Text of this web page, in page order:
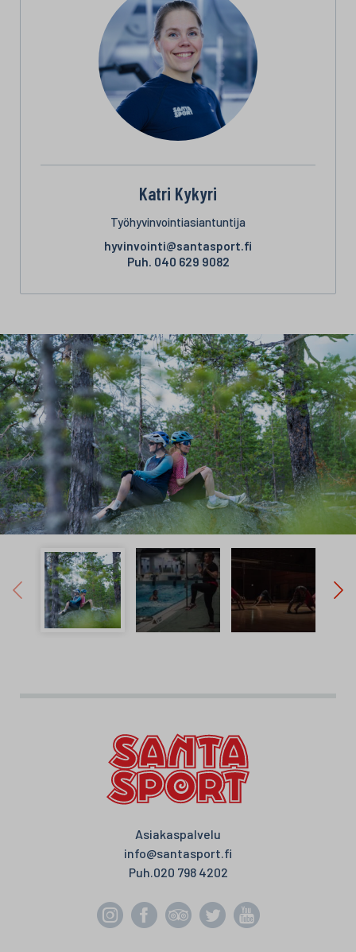
Katri Kykyri
Työhyvinvointiasiantuntija
hyvinvointi@santasport.fi
Puh. 040 629 9082
Asiakaspalvelu
info@santasport.fi
Puh. 020 798 4202